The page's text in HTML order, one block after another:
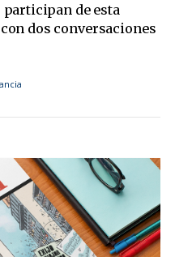
participan de esta
dos conversaciones